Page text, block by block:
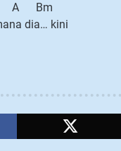
Bm
dia… kini